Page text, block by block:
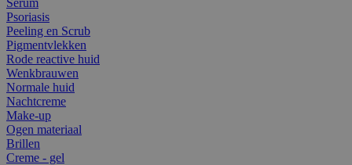
Psoriasis
Peeling en Scrub
Pigmentvlekken
Rode reactive huid
Wenkbrauwen
Normale huid
Nachtcreme
Make-up
Ogen materiaal
Brillen
Creme - gel